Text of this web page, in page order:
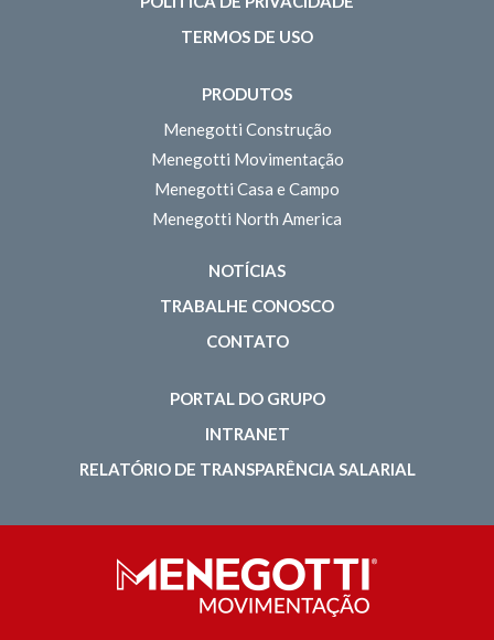
TERMOS DE USO
PRODUTOS
Menegotti Construção
Menegotti Movimentação
Menegotti Casa e Campo
Menegotti North America
NOTÍCIAS
TRABALHE CONOSCO
CONTATO
PORTAL DO GRUPO
INTRANET
RELATÓRIO DE TRANSPARÊNCIA SALARIAL